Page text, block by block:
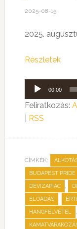
2025-08-15
2025.
Részletek
Audió
lejátszó
00:00
Feliratkozás:
RSS
CÍMKÉK:
BUDAPEST PRIDE
DEVIZAPIAC ,
ELŐADÁS ,
HANGFELVÉTEL ,